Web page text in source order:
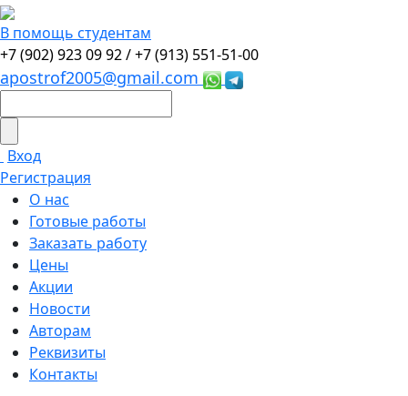
В помощь студентам
+7 (902) 923 09 92 /+7 (913) 551-51-00
apostrof2005@gmail.com
Вход
Регистрация
О нас
Готовые работы
Заказать работу
Цены
Акции
Новости
Авторам
Реквизиты
Контакты